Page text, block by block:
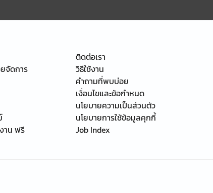
จัดการ
าน ฟรี
ติดต่อเรา
วิธีใช้งาน
คำถามที่พบบ่อย
เงื่อนไขและข้อกำหนด
นโยบายความเป็นส่วนตัว
นโยบายการใช้ข้อมูลคุกกี้
Job Index